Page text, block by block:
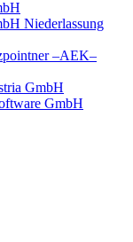
Niederlassung
–AEK–
GmbH
GmbH